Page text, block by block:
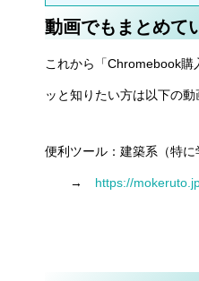
動画でもまとめて
これから「Chromebook
ッと知りたい方は以下の
便利ツール：建築系（特
→ https://